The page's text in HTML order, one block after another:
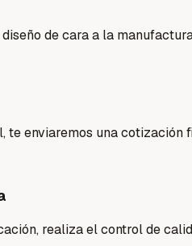
de cara a la
te enviaremos una cotización
realiza el control de